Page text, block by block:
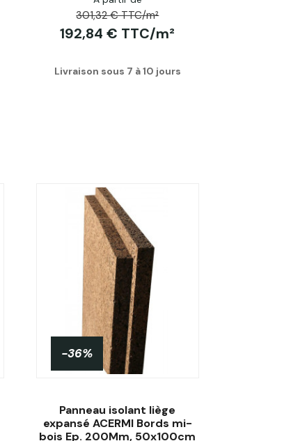
301,32 € TTC/m²
192,84 € TTC/m²
Livraison sous 7 à 10 jours
-36%
Panneau isolant liège
expansé ACERMI Bords mi-
bois Ep. 200Mm, 50x100cm